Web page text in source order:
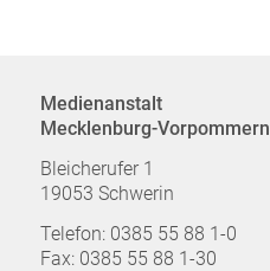
Medienanstalt
Mecklenburg-Vorpommern
Bleicherufer 1
19053 Schwerin
Telefon: 0385 55 88 1-0
Fax: 0385 55 88 1-30